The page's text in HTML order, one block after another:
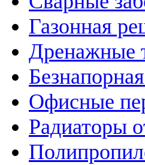
Газонная
Дренажные
Офисные
Радиаторы